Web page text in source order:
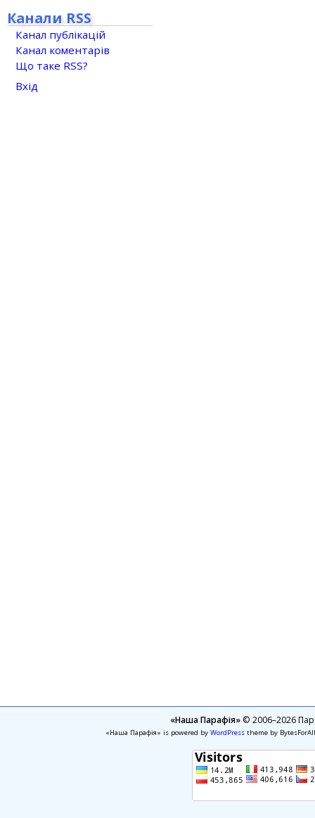
Канали RSS
Канал публікацій
Канал коментарів
Що таке RSS?
Вхід
«Наша Парафія»© 2006–2026
«Наша Парафія» is powered by WordPresstheme by